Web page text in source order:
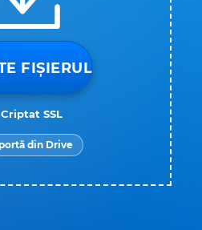
FIȘIERUL
Criptat SSL
din Drive